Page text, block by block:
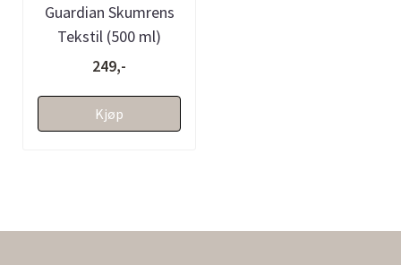
Guardian Skumrens
Tekstil (500 ml)
249,-
Kjøp